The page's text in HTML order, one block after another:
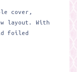
cover,
layout. With
foiled